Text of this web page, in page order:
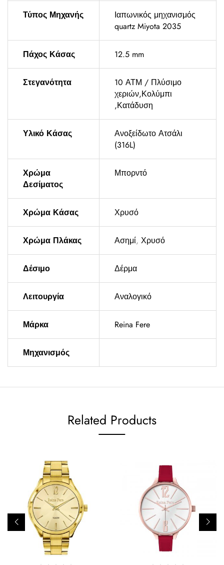
Τύπος Μηχανής
Ιαπωνικός μηχανισμός
quartz Miyota 2035
Πάχος Κάσας 12.5 mm
Στεγανότητα
10 ΑΤΜ / Πλύσιμο
χεριών,Κολύμπι
,Κατάδυση
Υλικό Κάσας
Ανοξείδωτο Ατσάλι
(316L)
Χρώμα
Δεσίματος
Μπορντό
Χρώμα Κάσας Χρυσό
Χρώμα Πλάκας Ασημί, Χρυσό
Δέσιμο Δέρμα
Λειτουργία Αναλογικό
Μάρκα Reina Fere
Μηχανισμός
Related Products